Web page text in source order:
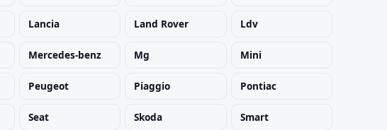
Lancia Land Rover Ldv
Mercedes-benz Mg Mini
Peugeot Piaggio Pontiac
Seat Skoda Smart